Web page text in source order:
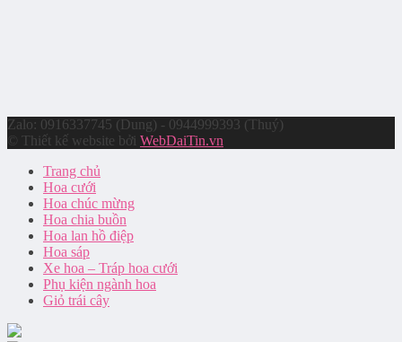
Zalo: 0916337745 (Dung) - 0944999393 (Thuý)
© Thiết kế website bởi WebDaiTin.vn
Trang chủ
Hoa cưới
Hoa chúc mừng
Hoa chia buồn
Hoa lan hồ điệp
Hoa sáp
Xe hoa – Tráp hoa cưới
Phụ kiện ngành hoa
Giỏ trái cây